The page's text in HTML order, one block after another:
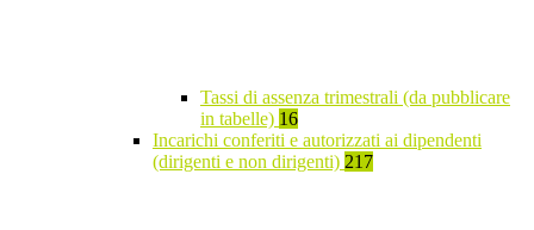
Tassi di assenza trimestrali (da pubblicare
in tabelle) 16
Incarichi conferiti e autorizzati ai dipendenti
(dirigenti e non dirigenti) 217